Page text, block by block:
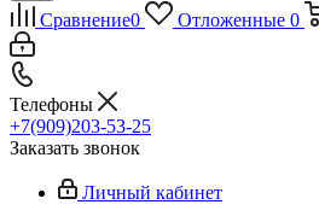
Сравнение0 Отложенные 0
Телефоны
+7(909)203-53-25
Заказать звонок
Личный кабинет